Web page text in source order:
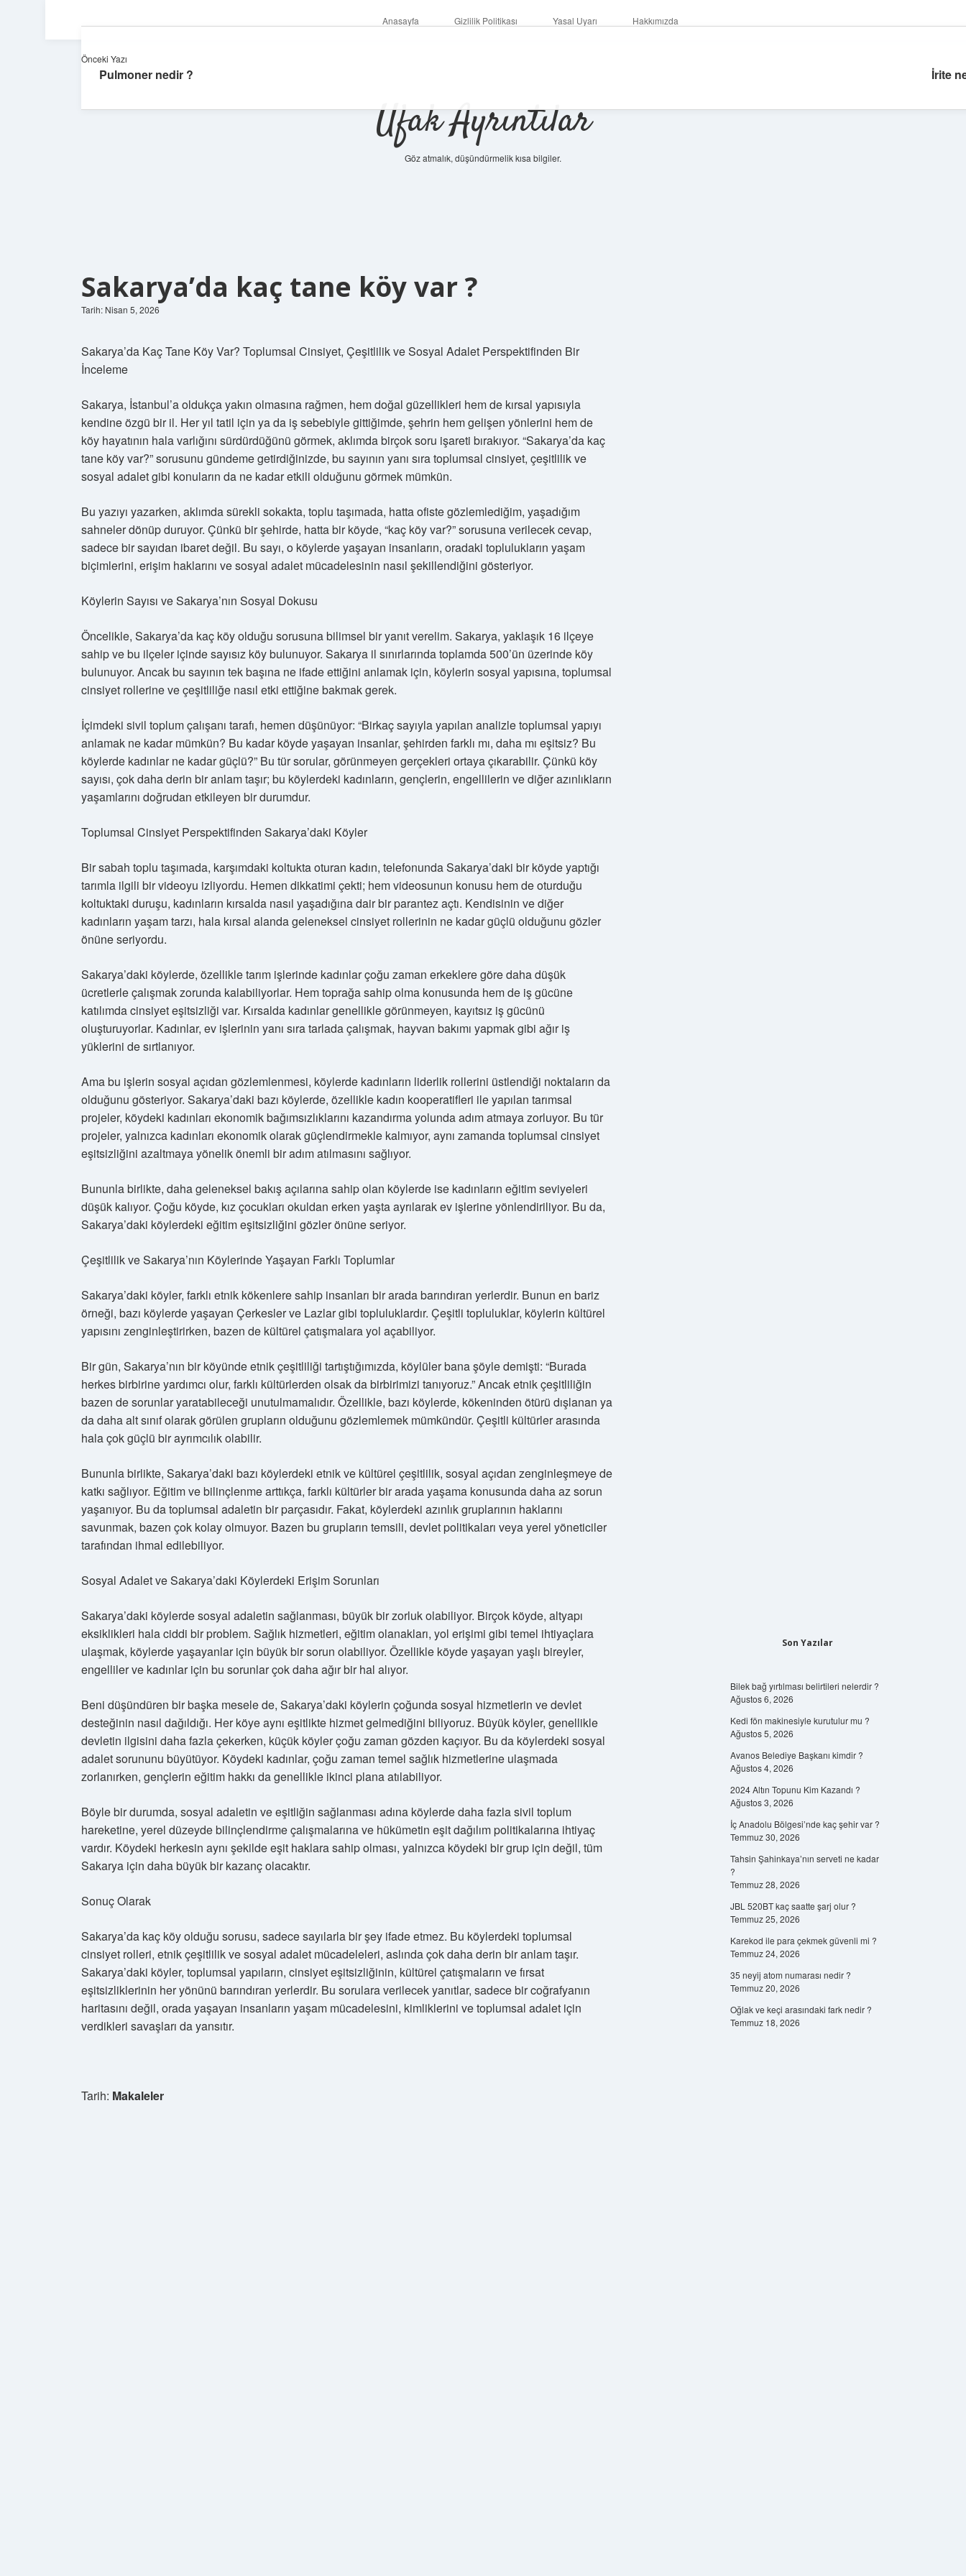
Anasayfa Gizlilik Politikası Yasal Uyarı Hakkımızda
Ufak Ayrıntılar
Göz atmalık, düşündürmelik kısa bilgiler.
Sakarya’da kaç tane köy var ?
Tarih: Nisan 5, 2026
Sakarya’da Kaç Tane Köy Var? Toplumsal Cinsiyet, Çeşitlilik ve Sosyal Adalet Perspektifinden Bir
İnceleme
Sakarya, İstanbul’a oldukça yakın olmasına rağmen, hem doğal güzellikleri hem de kırsal yapısıyla
kendine özgü bir il. Her yıl tatil için ya da iş sebebiyle gittiğimde, şehrin hem gelişen yönlerini hem de
köy hayatının hala varlığını sürdürdüğünü görmek, aklımda birçok soru işareti bırakıyor. “Sakarya’da kaç
tane köy var?” sorusunu gündeme getirdiğinizde, bu sayının yanı sıra toplumsal cinsiyet, çeşitlilik ve
sosyal adalet gibi konuların da ne kadar etkili olduğunu görmek mümkün.
Bu yazıyı yazarken, aklımda sürekli sokakta, toplu taşımada, hatta ofiste gözlemlediğim, yaşadığım
sahneler dönüp duruyor. Çünkü bir şehirde, hatta bir köyde, “kaç köy var?” sorusuna verilecek cevap,
sadece bir sayıdan ibaret değil. Bu sayı, o köylerde yaşayan insanların, oradaki toplulukların yaşam
biçimlerini, erişim haklarını ve sosyal adalet mücadelesinin nasıl şekillendiğini gösteriyor.
Köylerin Sayısı ve Sakarya’nın Sosyal Dokusu
Öncelikle, Sakarya’da kaç köy olduğu sorusuna bilimsel bir yanıt verelim. Sakarya, yaklaşık 16 ilçeye
sahip ve bu ilçeler içinde sayısız köy bulunuyor. Sakarya il sınırlarında toplamda 500’ün üzerinde köy
bulunuyor. Ancak bu sayının tek başına ne ifade ettiğini anlamak için, köylerin sosyal yapısına, toplumsal
cinsiyet rollerine ve çeşitliliğe nasıl etki ettiğine bakmak gerek.
İçimdeki sivil toplum çalışanı tarafı, hemen düşünüyor: “Birkaç sayıyla yapılan analizle toplumsal yapıyı
anlamak ne kadar mümkün? Bu kadar köyde yaşayan insanlar, şehirden farklı mı, daha mı eşitsiz? Bu
köylerde kadınlar ne kadar güçlü?” Bu tür sorular, görünmeyen gerçekleri ortaya çıkarabilir. Çünkü köy
sayısı, çok daha derin bir anlam taşır; bu köylerdeki kadınların, gençlerin, engellilerin ve diğer azınlıkların
yaşamlarını doğrudan etkileyen bir durumdur.
Toplumsal Cinsiyet Perspektifinden Sakarya’daki Köyler
Bir sabah toplu taşımada, karşımdaki koltukta oturan kadın, telefonunda Sakarya’daki bir köyde yaptığı
tarımla ilgili bir videoyu izliyordu. Hemen dikkatimi çekti; hem videosunun konusu hem de oturduğu
koltuktaki duruşu, kadınların kırsalda nasıl yaşadığına dair bir parantez açtı. Kendisinin ve diğer
kadınların yaşam tarzı, hala kırsal alanda geleneksel cinsiyet rollerinin ne kadar güçlü olduğunu gözler
önüne seriyordu.
Sakarya’daki köylerde, özellikle tarım işlerinde kadınlar çoğu zaman erkeklere göre daha düşük
ücretlerle çalışmak zorunda kalabiliyorlar. Hem toprağa sahip olma konusunda hem de iş gücüne
katılımda cinsiyet eşitsizliği var. Kırsalda kadınlar genellikle görünmeyen, kayıtsız iş gücünü
oluşturuyorlar. Kadınlar, ev işlerinin yanı sıra tarlada çalışmak, hayvan bakımı yapmak gibi ağır iş
yüklerini de sırtlanıyor.
Ama bu işlerin sosyal açıdan gözlemlenmesi, köylerde kadınların liderlik rollerini üstlendiği noktaların da
olduğunu gösteriyor. Sakarya’daki bazı köylerde, özellikle kadın kooperatifleri ile yapılan tarımsal
projeler, köydeki kadınları ekonomik bağımsızlıklarını kazandırma yolunda adım atmaya zorluyor. Bu tür
projeler, yalnızca kadınları ekonomik olarak güçlendirmekle kalmıyor, aynı zamanda toplumsal cinsiyet
eşitsizliğini azaltmaya yönelik önemli bir adım atılmasını sağlıyor.
Bununla birlikte, daha geleneksel bakış açılarına sahip olan köylerde ise kadınların eğitim seviyeleri
düşük kalıyor. Çoğu köyde, kız çocukları okuldan erken yaşta ayrılarak ev işlerine yönlendiriliyor. Bu da,
Sakarya’daki köylerdeki eğitim eşitsizliğini gözler önüne seriyor.
Çeşitlilik ve Sakarya’nın Köylerinde Yaşayan Farklı Toplumlar
Sakarya’daki köyler, farklı etnik kökenlere sahip insanları bir arada barındıran yerlerdir. Bunun en bariz
örneği, bazı köylerde yaşayan Çerkesler ve Lazlar gibi topluluklardır. Çeşitli topluluklar, köylerin kültürel
yapısını zenginleştirirken, bazen de kültürel çatışmalara yol açabiliyor.
Bir gün, Sakarya’nın bir köyünde etnik çeşitliliği tartıştığımızda, köylüler bana şöyle demişti: “Burada
herkes birbirine yardımcı olur, farklı kültürlerden olsak da birbirimizi tanıyoruz.” Ancak etnik çeşitliliğin
bazen de sorunlar yaratabileceği unutulmamalıdır. Özellikle, bazı köylerde, kökeninden ötürü dışlanan ya
da daha alt sınıf olarak görülen grupların olduğunu gözlemlemek mümkündür. Çeşitli kültürler arasında
hala çok güçlü bir ayrımcılık olabilir.
Bununla birlikte, Sakarya’daki bazı köylerdeki etnik ve kültürel çeşitlilik, sosyal açıdan zenginleşmeye de
katkı sağlıyor. Eğitim ve bilinçlenme arttıkça, farklı kültürler bir arada yaşama konusunda daha az sorun
yaşanıyor. Bu da toplumsal adaletin bir parçasıdır. Fakat, köylerdeki azınlık gruplarının haklarını
savunmak, bazen çok kolay olmuyor. Bazen bu grupların temsili, devlet politikaları veya yerel yöneticiler
tarafından ihmal edilebiliyor.
Sosyal Adalet ve Sakarya’daki Köylerdeki Erişim Sorunları
Sakarya’daki köylerde sosyal adaletin sağlanması, büyük bir zorluk olabiliyor. Birçok köyde, altyapı
eksiklikleri hala ciddi bir problem. Sağlık hizmetleri, eğitim olanakları, yol erişimi gibi temel ihtiyaçlara
ulaşmak, köylerde yaşayanlar için büyük bir sorun olabiliyor. Özellikle köyde yaşayan yaşlı bireyler,
engelliler ve kadınlar için bu sorunlar çok daha ağır bir hal alıyor.
Beni düşündüren bir başka mesele de, Sakarya’daki köylerin çoğunda sosyal hizmetlerin ve devlet
desteğinin nasıl dağıldığı. Her köye aynı eşitlikte hizmet gelmediğini biliyoruz. Büyük köyler, genellikle
devletin ilgisini daha fazla çekerken, küçük köyler çoğu zaman gözden kaçıyor. Bu da köylerdeki sosyal
adalet sorununu büyütüyor. Köydeki kadınlar, çoğu zaman temel sağlık hizmetlerine ulaşmada
zorlanırken, gençlerin eğitim hakkı da genellikle ikinci plana atılabiliyor.
Böyle bir durumda, sosyal adaletin ve eşitliğin sağlanması adına köylerde daha fazla sivil toplum
hareketine, yerel düzeyde bilinçlendirme çalışmalarına ve hükümetin eşit dağılım politikalarına ihtiyaç
vardır. Köydeki herkesin aynı şekilde eşit haklara sahip olması, yalnızca köydeki bir grup için değil, tüm
Sakarya için daha büyük bir kazanç olacaktır.
Sonuç Olarak
Sakarya’da kaç köy olduğu sorusu, sadece sayılarla bir şey ifade etmez. Bu köylerdeki toplumsal
cinsiyet rolleri, etnik çeşitlilik ve sosyal adalet mücadeleleri, aslında çok daha derin bir anlam taşır.
Sakarya’daki köyler, toplumsal yapıların, cinsiyet eşitsizliğinin, kültürel çatışmaların ve fırsat
eşitsizliklerinin her yönünü barındıran yerlerdir. Bu sorulara verilecek yanıtlar, sadece bir coğrafyanın
haritasını değil, orada yaşayan insanların yaşam mücadelesini, kimliklerini ve toplumsal adalet için
verdikleri savaşları da yansıtır.
Tarih: Makaleler
Önceki Yazı
Pulmoner nedir ? İrite
Son Yazılar
Bilek bağ yırtılması belirtileri nelerdir ?
Ağustos 6, 2026
Kedi fön makinesiyle kurutulur mu ?
Ağustos 5, 2026
Avanos Belediye Başkanı kimdir ?
Ağustos 4, 2026
2024 Altın Topunu Kim Kazandı ?
Ağustos 3, 2026
İç Anadolu Bölgesi’nde kaç şehir var ?
Temmuz 30, 2026
Tahsin Şahinkaya’nın serveti ne kadar
?
Temmuz 28, 2026
JBL 520BT kaç saatte şarj olur ?
Temmuz 25, 2026
Karekod ile para çekmek güvenli mi ?
Temmuz 24, 2026
35 neyij atom numarası nedir ?
Temmuz 20, 2026
Oğlak ve keçi arasındaki fark nedir ?
Temmuz 18, 2026